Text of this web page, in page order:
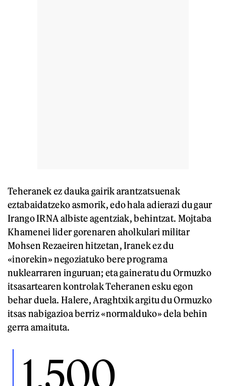
Teheranek ez dauka gairik arantzatsuenak
eztabaidatzeko asmorik, edo hala adierazi du gaur
Irango IRNA albiste agentziak, behintzat. Mojtaba
Khamenei lider gorenaren aholkulari militar
Mohsen Rezaeiren hitzetan, Iranek ez du
«inorekin» negoziatuko bere programa
nuklearraren inguruan; eta gaineratu du Ormuzko
itsasartearen kontrolak Teheranen esku egon
behar duela. Halere, Araghtxik argitu du Ormuzko
itsas nabigazioa berriz «normalduko» dela behin
gerra amaituta.
1.500